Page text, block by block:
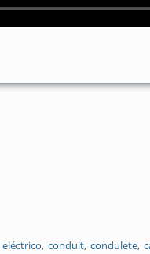
conduit condulete